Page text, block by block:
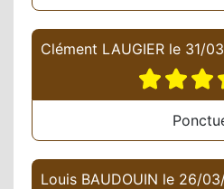
Clément LAUGIER le 31/
Louis BAUDOUIN le 26/